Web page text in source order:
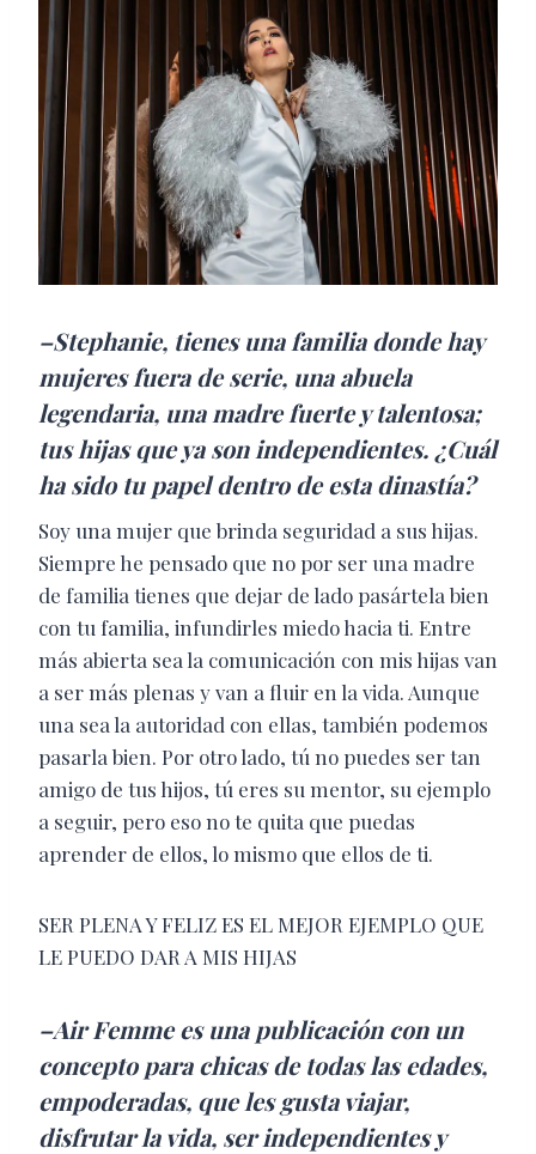
–Stephanie, tienes una familia donde hay
mujeres fuera de serie, una abuela
legendaria, una madre fuerte y talentosa;
tus hijas que ya son independientes. ¿Cuál
ha sido tu papel dentro de esta dinastía?
Soy una mujer que brinda seguridad a sus hijas.
Siempre he pensado que no por ser una madre
de familia tienes que dejar de lado pasártela bien
con tu familia, infundirles miedo hacia ti. Entre
más abierta sea la comunicación con mis hijas van
a ser más plenas y van a fluir en la vida. Aunque
una sea la autoridad con ellas, también podemos
pasarla bien. Por otro lado, tú no puedes ser tan
amigo de tus hijos, tú eres su mentor, su ejemplo
a seguir, pero eso no te quita que puedas
aprender de ellos, lo mismo que ellos de ti.
SER PLENA Y FELIZ ES EL MEJOR EJEMPLO QUE
LE PUEDO DAR A MIS HIJAS
–Air Femme es una publicación con un
concepto para chicas de todas las edades,
empoderadas, que les gusta viajar,
disfrutar la vida, ser independientes y